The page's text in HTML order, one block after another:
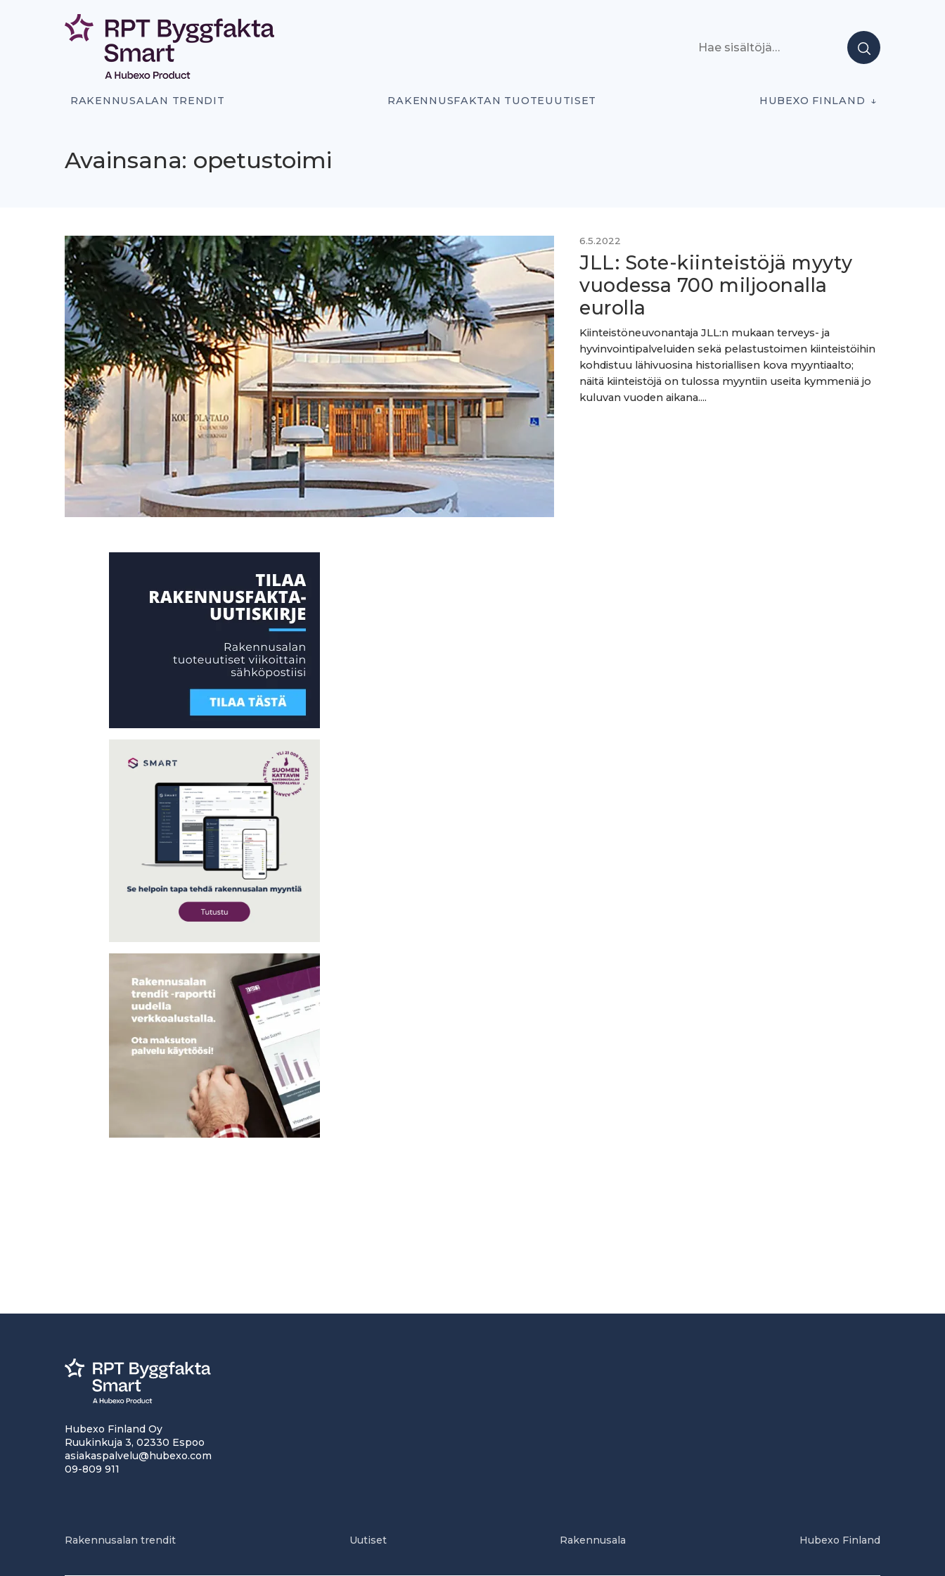
RAKENNUSALAN TRENDIT RAKENNUSFAKTAN TUOTEUUTISET HUBEXO FINLAND
Avainsana: opetustoimi
6.5.2022
JLL: Sote-kiinteistöjä myyty
vuodessa 700 miljoonalla
eurolla
Kiinteistöneuvonantaja JLL:n mukaan terveys- ja
hyvinvointipalveluiden sekä pelastustoimen kiinteistöihin
kohdistuu lähivuosina historiallisen kova myyntiaalto;
näitä kiinteistöjä on tulossa myyntiin useita kymmeniä jo
kuluvan vuoden aikana....
Hubexo Finland Oy
Ruukinkuja 3, 02330 Espoo
asiakaspalvelu@hubexo.com
09-809 911
Rakennusalan trendit Uutiset Rakennusala Hubexo Finland